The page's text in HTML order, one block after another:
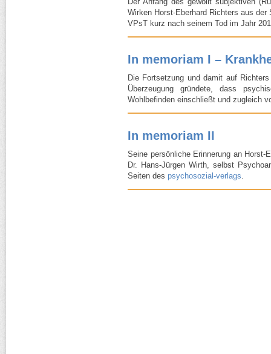
Wirken Horst-​Eberhard Richters aus
VPsT kurz nach seinem Tod im Jahr
In memoriam I –
Die Fortsetzung und damit auf
Überzeugung gründete, dass
Wohlbefinden einschließt und zugleich
In memoriam II
Seine persönliche Erinnerung an Horst-​
Dr. Hans-​Jürgen Wirth, selbst
Seiten des psychosozial-​verlags.